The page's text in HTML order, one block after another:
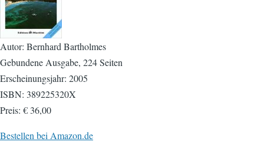
Autor: Bernhard Bartholmes
Gebundene Ausgabe, 224 Seiten
Erscheinungsjahr: 2005
ISBN: 389225320X
Preis: € 36,00
Bestellen bei Amazon.de